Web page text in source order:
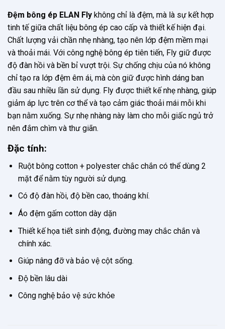
Đệm bông ép ELAN Fly không chỉ là đệm, mà là sự kết hợp
tinh tế giữa chất liệu bông ép cao cấp và thiết kế hiện đại.
Chất lượng vải chần nhẹ nhàng, tạo nên lớp đệm mềm mại
và thoải mái. Với công nghệ bông ép tiên tiến, Fly giữ được
độ đàn hồi và bền bỉ vượt trội. Sự chống chịu của nó không
chỉ tạo ra lớp đệm êm ái, mà còn giữ được hình dáng ban
đầu sau nhiều lần sử dụng. Fly được thiết kế nhẹ nhàng, giúp
giảm áp lực trên cơ thể và tạo cảm giác thoải mái mỗi khi
bạn nằm xuống. Sự nhẹ nhàng này làm cho mỗi giấc ngủ trở
nên đắm chìm và thư giãn.
Đặc tính:
Ruột bông cotton + polyester chắc chắn có thể dùng 2
mặt để nằm tùy người sử dụng.
Có độ đàn hồi, độ bền cao, thoáng khí.
Áo đệm gấm cotton dày dặn
Thiết kế họa tiết sinh động, đường may chắc chắn và
chính xác.
Giúp nâng đỡ và bảo vệ cột sống.
Độ bền lâu dài
Công nghệ bảo vệ sức khỏe